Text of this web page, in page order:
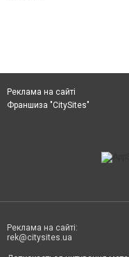
Реклама на сайті
Франшиза "CitySites"
Реклама на сайті:
rek@citysites.ua